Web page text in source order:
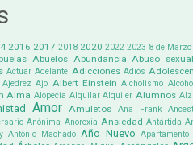
2016 2017 2018 2020 2022 2023 8 de Marzo
Abuelos Abundancia Abuso sexual
Actuar Adelante Adicciones Adiós
Ajedrez Ajo Albert Einstein Alcholismo Alcohol
Alma Alopecia Alquilar Alquiler Alumnos
Amor Amuletos Ana Frank
Anónima Anorexia Ansiedad Antártida
Antonio Machado Año Nuevo Apartamento